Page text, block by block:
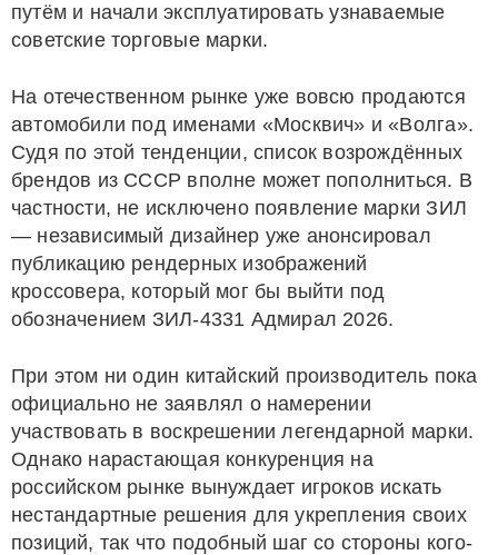
путём и начали эксплуатировать узнаваемые
советские торговые марки.
На отечественном рынке уже вовсю продаются
автомобили под именами «Москвич» и «Волга».
Судя по этой тенденции, список возрождённых
брендов из СССР вполне может пополниться. В
частности, не исключено появление марки ЗИЛ
— независимый дизайнер уже анонсировал
публикацию рендерных изображений
кроссовера, который мог бы выйти под
обозначением ЗИЛ-4331 Адмирал 2026.
При этом ни один китайский производитель пока
официально не заявлял о намерении
участвовать в воскрешении легендарной марки.
Однако нарастающая конкуренция на
российском рынке вынуждает игроков искать
нестандартные решения для укрепления своих
позиций, так что подобный шаг со стороны кого-